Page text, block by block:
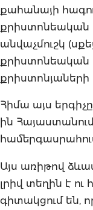
քահանայի
քրիստոնեական
անվաչմուշկ
քրիստոնեական
Հիմա այս
ին
համերգասրահում
Այս առիթով
լրիվ տեղին է ու
գիտակցում են,